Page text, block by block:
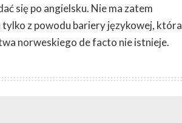
się po angielsku. Nie ma zatem
z powodu bariery językowej, która
norweskiego de facto nie istnieje.